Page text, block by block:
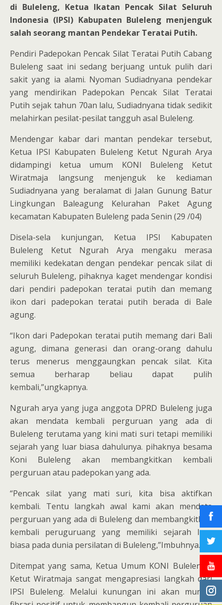
di Buleleng, Ketua Ikatan Pencak Silat Seluruh
Indonesia (IPSI) Kabupaten Buleleng menjenguk
salah seorang mantan Pendekar Teratai Putih.
Pendiri Padepokan Pencak Silat Teratai Putih Cabang
Buleleng saat ini sedang berjuang untuk pulih dari
sakit yang ia alami. Nyoman Sudiadnyana pendekar
yang mendirikan Padepokan Pencak Silat Teratai
Putih sejak tahun 70an lalu, Sudiadnyana tidak sedikit
melahirkan pesilat-pesilat tangguh asal Buleleng.
Mendengar kabar dari mantan pendekar tersebut,
Ketua IPSI Kabupaten Buleleng Ketut Ngurah Arya
didampingi ketua umum KONI Buleleng Ketut
Wiratmaja langsung menjenguk ke kediaman
Sudiadnyana yang beralamat di Jalan Gunung Batur
Lingkungan Baleagung Kelurahan Paket Agung
kecamatan Kabupaten Buleleng pada Senin (29 /04)
Disela-sela kunjungan, Ketua IPSI Kabupaten
Buleleng Ketut Ngurah Arya mengaku merasa
memiliki kedekatan dengan pendekar pencak silat di
seluruh Buleleng, pihaknya kaget mendengar kondisi
dari pendiri padepokan teratai putih dan memang
ikon dari padepokan teratai putih berada di Bale
agung.
“Ikon dari Padepokan teratai putih memang dari Bali
agung, dimana generasi dan orang-orang dahulu
terus menerus menggaungkan pencak silat. Kita
semua berharap beliau dapat pulih
kembali,”ungkapnya.
Ngurah arya yang juga anggota DPRD Buleleng juga
akan mendata kembali perguruan yang ada di
Buleleng terutama yang kini mati suri tetapi memiliki
sejarah yang luar biasa dahulunya. pihaknya besama
Koni Buleleng akan membangkitkan kembali
perguruan atau padepokan yang ada.
“Pencak silat yang mati suri, kita bisa aktifkan
kembali. Tentu langkah awal kami akan mendata
perguruan yang ada di Buleleng dan membangkitkan
kembali peruguruang yang memiliki sejarah luar
biasa pada dunia persilatan di Buleleng,”Imbuhnya.
Ditempat yang sama, Ketua Umum KONI Buleleng I
Ketut Wiratmaja sangat mengapresiasi langkah dari
IPSI Buleleng. Melalui kunungan ini akan muncul